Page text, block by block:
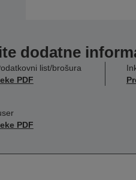
dodatne
list/brošura
PDF
PDF